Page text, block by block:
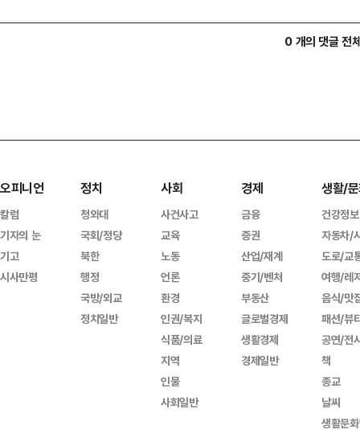
0 개의 댓글 전
오피니언
칼럼
기자의 눈
기고
시사만평
정치
청와대
국회/정당
북한
행정
국방/외교
정치일반
사회
사건사고
교육
노동
언론
환경
인권/복지
식품/의료
지역
인물
사회일반
경제
금융
증권
산업/재계
중기/벤처
부동산
글로벌경제
생활경제
경제일반
생활/
건강정보
자동차/
도로/교
여행/레
음식/맛
패션/뷰
공연/전
책
종교
날씨
생활문